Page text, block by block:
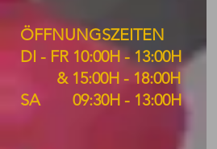
ÖFFNUNGSZEITEN
DI - FR 10:00H - 13:00H
& 15:00H - 18:00H
SA 09:30H - 13:00H